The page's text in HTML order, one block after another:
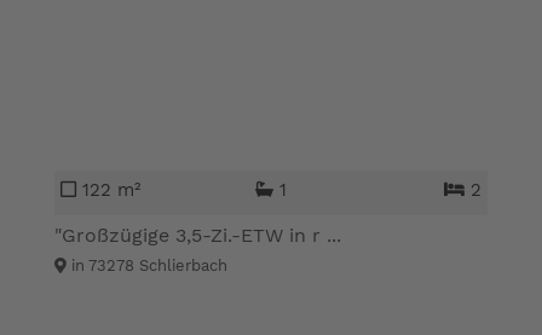
122 m² 1 2
"Großzügige 3,5-Zi.-ETW in r ...
in 73278 Schlierbach